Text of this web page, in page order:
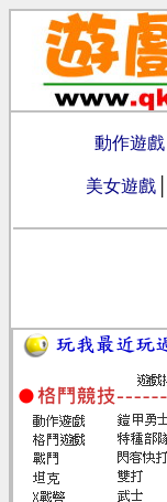
動作遊戲
美女遊戲